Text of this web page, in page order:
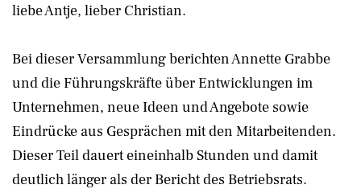
liebe Antje, lieber Christian.
Bei dieser Versammlung berichten Annette Grabbe
und die Führungskräfte über Entwicklungen im
Unternehmen, neue Ideen und Angebote sowie
Eindrücke aus Gesprächen mit den Mitarbeitenden.
Dieser Teil dauert eineinhalb Stunden und damit
deutlich länger als der Bericht des Betriebsrats.